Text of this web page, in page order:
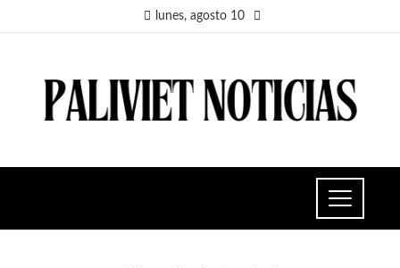
lunes, agosto 10